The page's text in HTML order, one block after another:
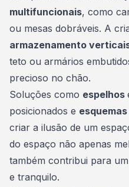
multifuncionais, como
ou mesas dobráveis. A
armazenamento
teto ou armários
precioso no chão.
Soluções como espelhos
posicionados e
criar a ilusão de um
do espaço não apenas
também contribui para
e tranquilo.